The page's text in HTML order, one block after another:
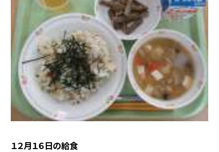
１２月１６日の給食